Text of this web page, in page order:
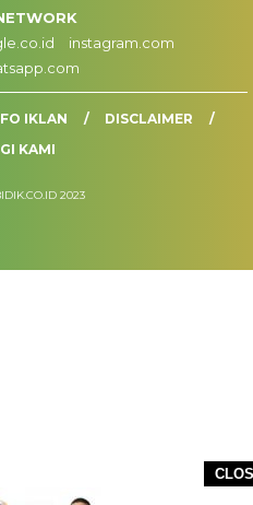
instagram.com
IKLAN
DISCLAIMER
KAMI
2023